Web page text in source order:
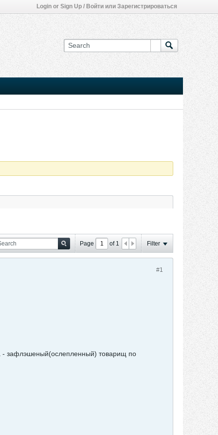
Login or Sign Up / Войти или Зарегистрироваться
Page of 1 Filter
#1
- зафлэшеный(ослепленный) товарищ по